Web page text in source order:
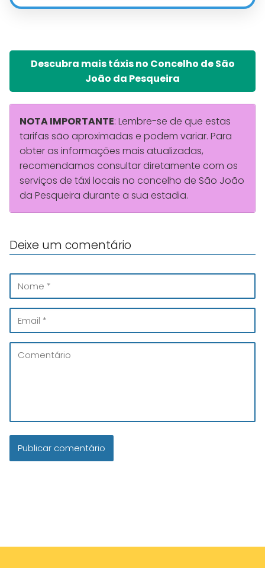
Descubra mais táxis no Concelho de São
João da Pesqueira
NOTA IMPORTANTE: Lembre-se de que estas
tarifas são aproximadas e podem variar. Para
obter as informações mais atualizadas,
recomendamos consultar diretamente com os
serviços de táxi locais no concelho de São João
da Pesqueira durante a sua estadia.
Deixe um comentário